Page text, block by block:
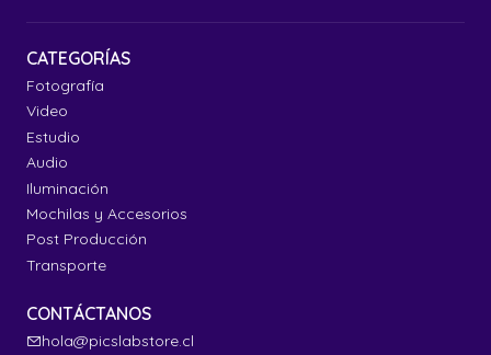
CATEGORÍAS
Fotografía
Video
Estudio
Audio
Iluminación
Mochilas y Accesorios
Post Producción
Transporte
CONTÁCTANOS
hola@picslabstore.cl